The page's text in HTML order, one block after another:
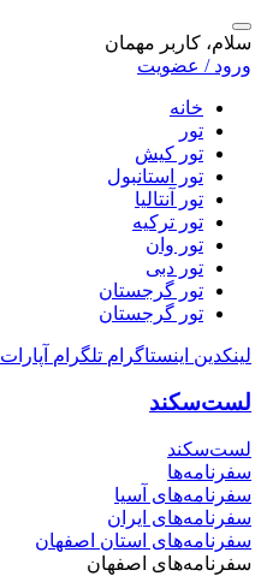
سلام، کاربر مهمان
ورود / عضویت
خانه
تور
تور کیش
تور استانبول
تور آنتالیا
تور ترکیه
تور وان
تور دبی
تور گرجستان
تور گرجستان
لینکدین اینستاگرام تلگرام آپارات
لست‌سکند
لست‌سکند
سفرنامه‌ها
سفرنامه‌های آسیا
سفرنامه‌های ایران
سفرنامه‌های استان اصفهان
سفرنامه‌های اصفهان